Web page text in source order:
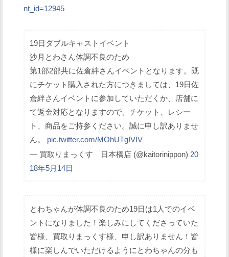
nt_id=12945
19日ダブルキャストイベント
沙月とわさん体調不良のため
第1部2部共に佐倉絆さんイベントとなります。既
にチケット購入された方につきましては、19日佐
倉絆さんイベントに参加していただくか、店舗に
て返金対応となりますので、チケット、レシー
ト、商品をご持参ください。誠に申し訳ありませ
ん。 pic.twitter.com/MOhUTgIVIV
— 買取りまっくす 日本橋店 (@kaitorinippon) 20
18年5月14日
とわちゃんが体調不良のため19日は1人でのイベ
ントになりました！楽しみにしてくださっていた
皆様、買取りまっくす様、申し訳ありません！皆
様に楽しんでいただけるようにとわちゃんの分も